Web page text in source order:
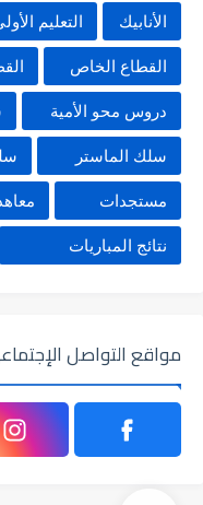
الأنابيك التعليم
القطاع الخاص
دروس محو الأمية
سلك الماستر
مستجدات
نتائج المباريات
مواقع التواصل